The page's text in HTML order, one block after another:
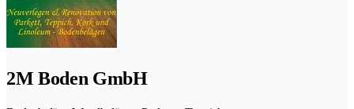
2M Boden GmbH